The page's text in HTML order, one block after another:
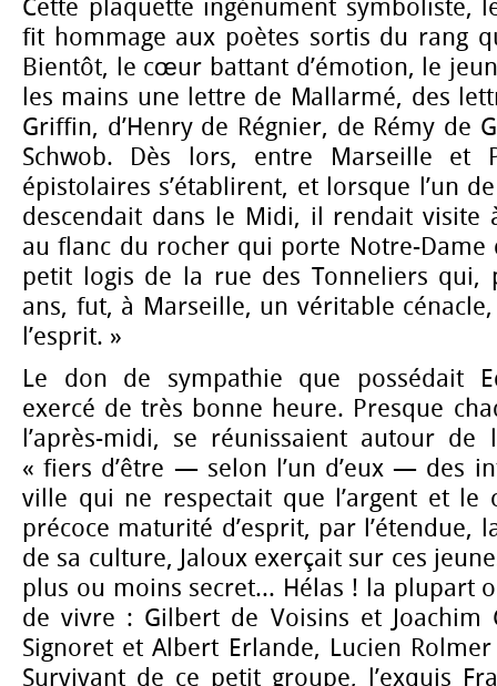
Cette plaquette ingénument symboliste,
fit hommage aux poètes sortis du rang
Bientôt, le cœur battant d’émotion, le
les mains une lettre de Mallarmé, des
Griffin, d’Henry de Régnier, de Rémy de
Schwob. Dès lors, entre Marseille et
épistolaires s’établirent, et lorsque l’un
descendait dans le Midi, il rendait visite
au flanc du rocher qui porte Notre-Dame
petit logis de la rue des Tonneliers qui,
ans, fut, à Marseille, un véritable
l’esprit. »
Le don de sympathie que possédait
exercé de très bonne heure. Presque
l’après-midi, se réunissaient autour de
« fiers d’être — selon l’un d’eux — des
ville qui ne respectait que l’argent et le
précoce maturité d’esprit, par l’étendue,
de sa culture, Jaloux exerçait sur ces
plus ou moins secret... Hélas ! la plupart
de vivre : Gilbert de Voisins et Joachim
Signoret et Albert Erlande, Lucien Rolmer
Survivant de ce petit groupe, l’exquis